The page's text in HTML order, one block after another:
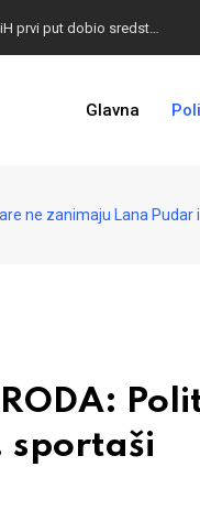
Glavna
ne zanimaju Lana
sportaši